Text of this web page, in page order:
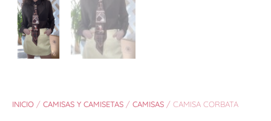
INICIO / CAMISAS Y CAMISETAS / CAMISAS / CAMISA CORBATA